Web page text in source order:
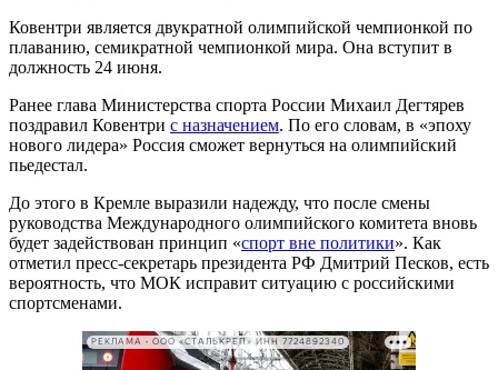
Ковентри является двукратной олимпийской чемпионкой по
плаванию, семикратной чемпионкой мира. Она вступит в
должность 24 июня.
Ранее глава Министерства спорта России Михаил Дегтярев
поздравил Ковентри с назначением. По его словам, в «эпоху
нового лидера» Россия сможет вернуться на олимпийский
пьедестал.
До этого в Кремле выразили надежду, что после смены
руководства Международного олимпийского комитета вновь
будет задействован принцип «спорт вне политики». Как
отметил пресс-секретарь президента РФ Дмитрий Песков, есть
вероятность, что МОК исправит ситуацию с российскими
спортсменами.
РЕКЛАМА • ООО «СТАЛЬКРЕП» ИНН 7724892340